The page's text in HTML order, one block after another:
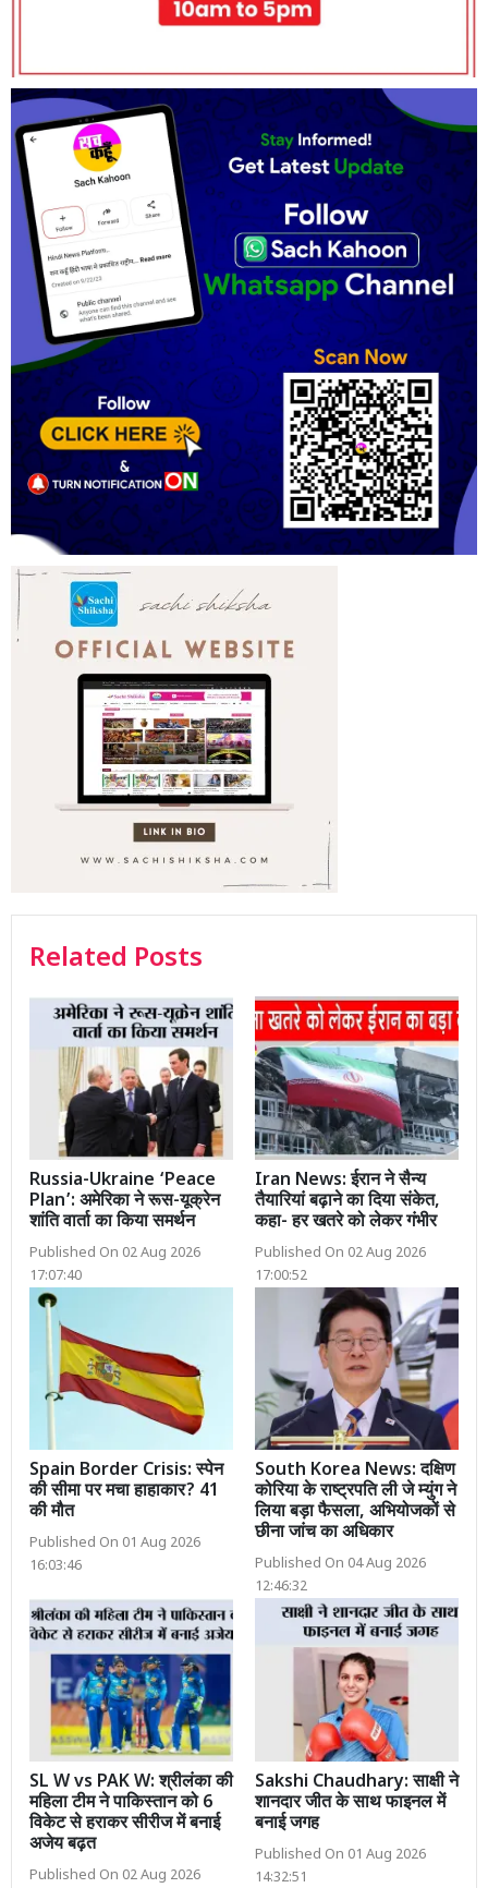
Related Posts
Russia-Ukraine ‘Peace
Plan’: अमेरिका ने रूस-यूक्रेन
शांति वार्ता का किया समर्थन
Published On 02 Aug 2026
17:07:40
Iran News: ईरान ने सैन्य
तैयारियां बढ़ाने का दिया संकेत,
कहा- हर खतरे को लेकर गंभीर
Published On 02 Aug 2026
17:00:52
Spain Border Crisis: स्पेन
की सीमा पर मचा हाहाकार? 41
की मौत
Published On 01 Aug 2026
16:03:46
South Korea News: दक्षिण
कोरिया के राष्ट्रपति ली जे म्युंग ने
लिया बड़ा फैसला, अभियोजकों से
छीना जांच का अधिकार
Published On 04 Aug 2026
12:46:32
SL W vs PAK W: श्रीलंका की
महिला टीम ने पाकिस्तान को 6
विकेट से हराकर सीरीज में बनाई
अजेय बढ़त
Published On 02 Aug 2026
Sakshi Chaudhary: साक्षी ने
शानदार जीत के साथ फाइनल में
बनाई जगह
Published On 01 Aug 2026
14:32:51